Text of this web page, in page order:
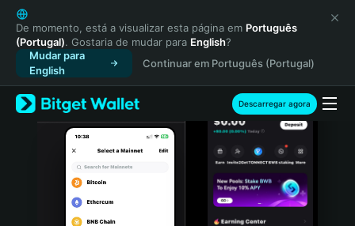
English
日本語
Tiếng Việt
Русский
Español (Latinoamérica)
Türkçe
Italiano
Português (Portugal)
De momento, está a visualizar esta página em Português
(Portugal). Gostaria de mudar para English?
Mudar para
English
Continuar em Português (Portugal)
Descarregar agora